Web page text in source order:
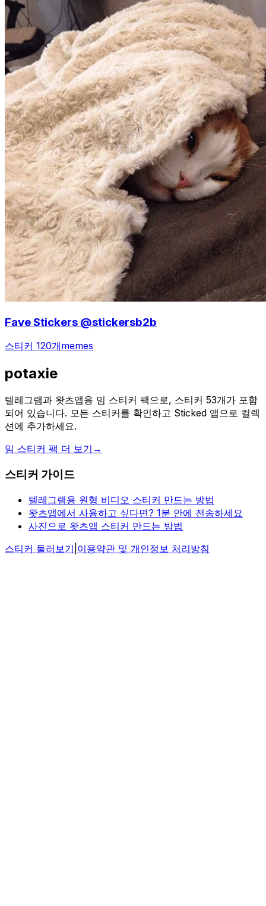
Fave Stickers @stickersb2b
스티커 120개memes
potaxie
텔레그램과 왓츠앱용 밈 스티커 팩으로, 스티커 53개가 포함
되어 있습니다. 모든 스티커를 확인하고 Sticked 앱으로 컬렉
션에 추가하세요.
밈 스티커 팩 더 보기 →
스티커 가이드
텔레그램용 원형 비디오 스티커 만드는 방법
왓츠앱에서 사용하고 싶다면? 1분 안에 전송하세요
사진으로 왓츠앱 스티커 만드는 방법
스티커 둘러보기 이용약관 및 개인정보 처리방침